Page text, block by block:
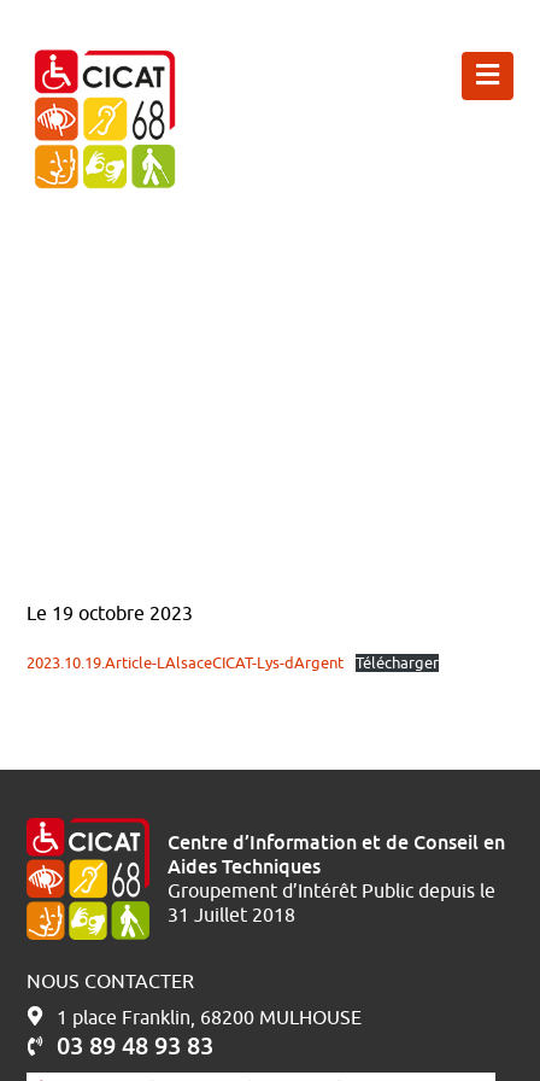
Le 19 octobre 2023
2023.10.19.Article-LAlsaceCICAT-Lys-dArgent Télécharger
Centre d’Information et de Conseil en
Aides Techniques
Groupement d’Intérêt Public depuis le
31 Juillet 2018
NOUS CONTACTER
1 place Franklin, 68200 MULHOUSE
03 89 48 93 83